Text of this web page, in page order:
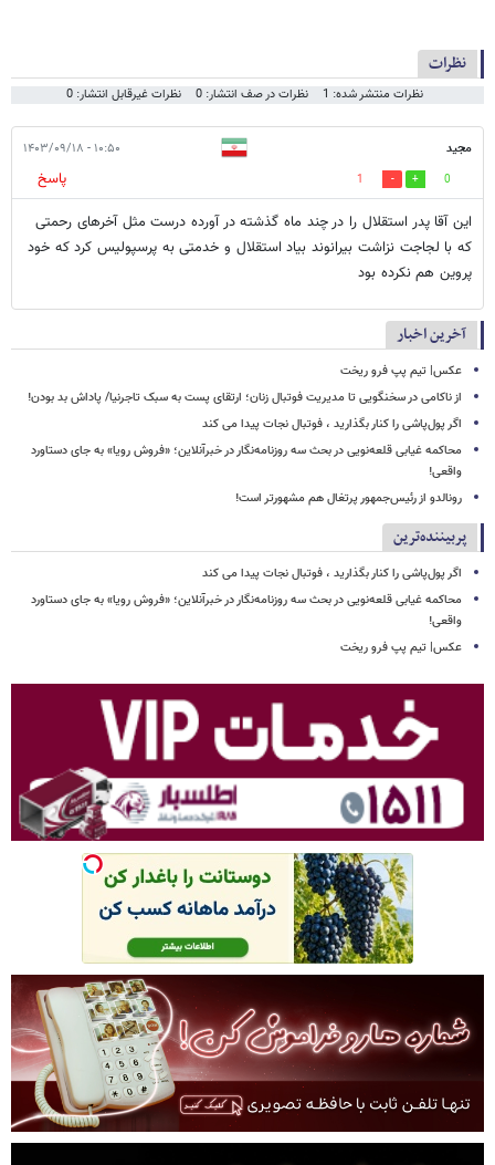
نظرات
نظرات منتشر شده: 1 نظرات در صف انتشار: 0 نظرات غیرقابل انتشار: 0
مجید ۱۰:۵۰ - ۱۴۰۳/۰۹/۱۸
0
1
پاسخ
این آقا پدر استقلال را در چند ماه گذشته در آورده درست مثل آخرهای رحمتی
که با لجاجت نزاشت بیرانوند بیاد استقلال و خدمتی به پرسپولیس کرد که خود
پروین هم نکرده بود
آخرین اخبار
عکس| تیم پپ فرو ریخت
از ناکامی در سخنگویی تا مدیریت فوتبال زنان؛ ارتقای پست به سبک تاجرنیا/ پاداش بد بودن!
اگر پول‌پاشی را کنار بگذارید ، فوتبال نجات پیدا می کند
محاکمه غیابی قلعه‌نویی در بحث سه روزنامه‌نگار در خبرآنلاین؛ «فروش رویا» به جای دستاورد
واقعی!
رونالدو از رئیس‌جمهور پرتغال هم مشهورتر است!
پربیننده‌ترین
اگر پول‌پاشی را کنار بگذارید ، فوتبال نجات پیدا می کند
محاکمه غیابی قلعه‌نویی در بحث سه روزنامه‌نگار در خبرآنلاین؛ «فروش رویا» به جای دستاورد
واقعی!
عکس| تیم پپ فرو ریخت